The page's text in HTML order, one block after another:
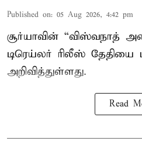
Published on: 05 Aug 2026, 4:42 pm
சூர்யாவின் “விஸ்வநாத்
டிரெய்லர் ரிலீஸ் தேதியை
அறிவித்துள்ளது.
Read